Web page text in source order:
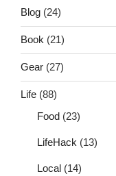
Blog (24)
Book (21)
Gear (27)
Life (88)
Food (23)
LifeHack (13)
Local (14)